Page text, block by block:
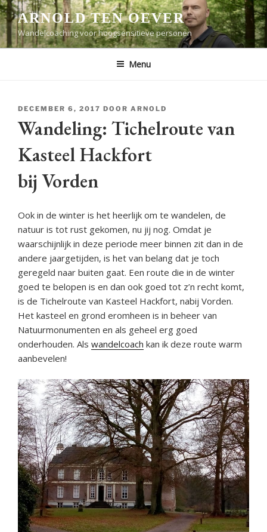
Ga
naar
de
inhoud
ARNOLD TEN OEVER
Wandelcoaching voor hoogsensitieve personen
Menu
GEPLAATST
DECEMBER 6, 2017 DOOR ARNOLD
Wandeling: Tichelroute van
Kasteel Hackfort
bij Vorden
Ook in de winter is het heerlijk om te wandelen, de
natuur is tot rust gekomen, nu jij nog. Omdat je
waarschijnlijk in deze periode meer binnen zit dan in de
andere jaargetijden, is het van belang dat je toch
geregeld naar buiten gaat. Een route die in de winter
goed te belopen is en dan ook goed tot z’n recht komt,
is de Tichelroute van Kasteel Hackfort, nabij Vorden.
Het kasteel en grond eromheen is in beheer van
Natuurmonumenten en als geheel erg goed
onderhouden. Als wandelcoach kan ik deze route warm
aanbevelen!